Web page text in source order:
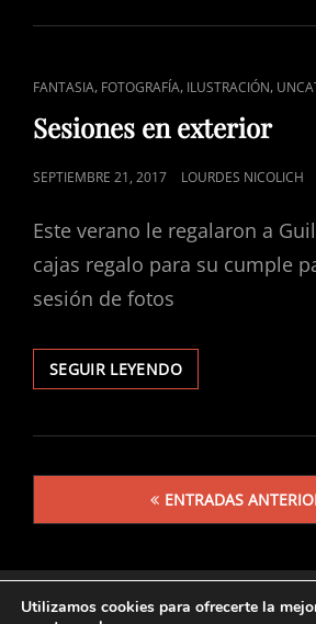
ENLACES
DE
CATEGORÍAS
FANTASIA, FOTOGRAFÍA, ILUSTRACIÓN,
Sesiones en exterior
PUBLICADO
SEPTIEMBRE 21, 2017 LOURDES NICOLICH
Este verano le regalaron a
cajas regalo para su cumple
sesión de fotos
SEGUIR LEYENDOSESIONES
EN
ENTRADAS
Utilizamos cookies para ofrecerte la